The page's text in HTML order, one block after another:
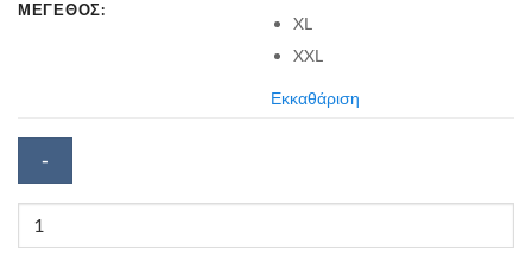
ΜΕΓΕΘΟΣ:
XL
XXL
Εκκαθάριση
Unisex
Κοντομάνικη